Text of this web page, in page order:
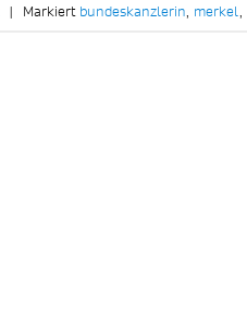
| Markiert bundeskanzlerin, merkel,